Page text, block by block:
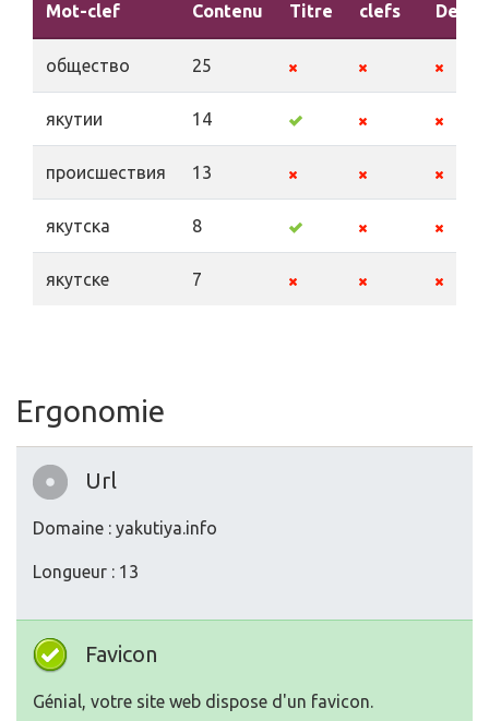
Mot-clef Contenu Titre
clefs
обществo 25
якутии 14
прoисшествия 13
якутска 8
якутске 7
Ergonomie
Url
Domaine : yakutiya.info
Longueur : 13
Favicon
Génial, votre site web dispose d'un favicon.